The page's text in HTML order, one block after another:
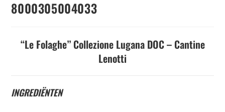
8000305004033
“Le Folaghe” Collezione Lugana DOC – Cantine
Lenotti
INGREDIËNTEN